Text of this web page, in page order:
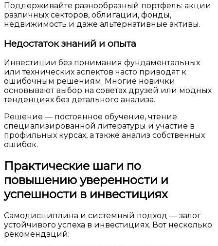
Поддерживайте разнообразный портфель: акции
различных секторов, облигации, фонды,
недвижимость и даже альтернативные активы.
Недостаток знаний и опыта
Инвестиции без понимания фундаментальных
или технических аспектов часто приводят к
ошибочным решениям. Многие новички
основывают выбор на советах друзей или модных
тенденциях без детального анализа.
Решение — постоянное обучение, чтение
специализированной литературы и участие в
профильных курсах, а также анализ собственных
ошибок.
Практические шаги по
повышению уверенности и
успешности в инвестициях
Самодисциплина и системный подход — залог
устойчивого успеха в инвестициях. Вот несколько
рекомендаций: